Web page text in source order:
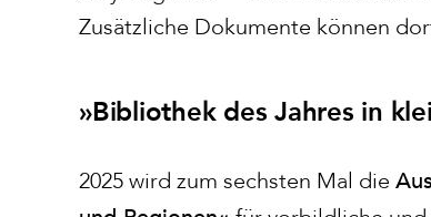
Zusätzliche Dokumente können
»Bibliothek des Jahres in
2025 wird zum sechsten Mal die